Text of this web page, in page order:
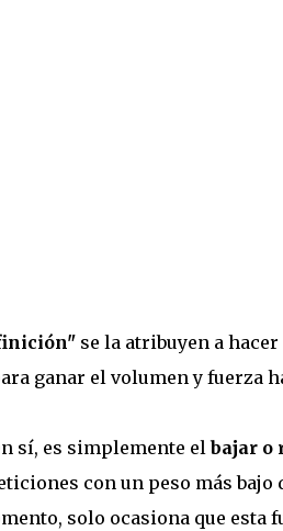
se la atribuyen a
ganar el volumen y fuerza
sí, es simplemente elbajar o
con un peso más bajo
solo ocasiona que esta